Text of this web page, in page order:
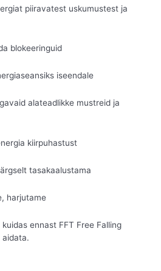
piiravatest uskumustest ja
blokeeringuid
iseendale
alateadlikke mustreid ja
kiirpuhastust
tasakaalustama
harjutame
ennast FFT Free Falling
aidata.